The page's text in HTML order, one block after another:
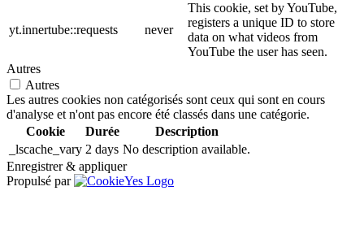
yt.innertube::requests never
This cookie, set by YouTube,
registers a unique ID to store
data on what videos from
YouTube the user has seen.
Autres
Autres
Les autres cookies non catégorisés sont ceux qui sont en cours
d'analyse et n'ont pas encore été classés dans une catégorie.
Cookie
Durée
Description
_lscache_vary 2 days No description available.
Enregistrer & appliquer
Propulsé par